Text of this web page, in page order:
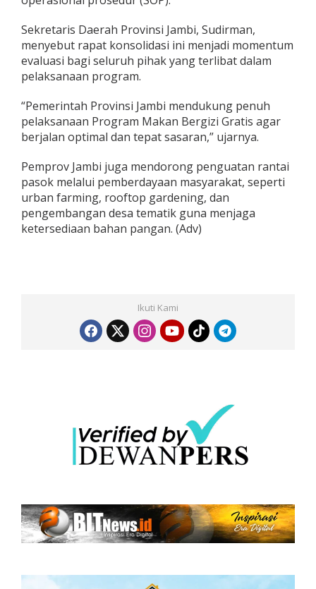
Sekretaris Daerah Provinsi Jambi, Sudirman,
menyebut rapat konsolidasi ini menjadi momentum
evaluasi bagi seluruh pihak yang terlibat dalam
pelaksanaan program.
“Pemerintah Provinsi Jambi mendukung penuh
pelaksanaan Program Makan Bergizi Gratis agar
berjalan optimal dan tepat sasaran,” ujarnya.
Pemprov Jambi juga mendorong penguatan rantai
pasok melalui pemberdayaan masyarakat, seperti
urban farming, rooftop gardening, dan
pengembangan desa tematik guna menjaga
ketersediaan bahan pangan. (Adv)
Ikuti Kami